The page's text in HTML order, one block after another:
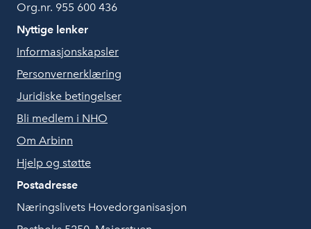
Org.nr. 955 600 436
Nyttige lenker
Informasjonskapsler
Personvernerklæring
Juridiske betingelser
Bli medlem i NHO
Om Arbinn
Hjelp og støtte
Postadresse
Næringslivets Hovedorganisasjon